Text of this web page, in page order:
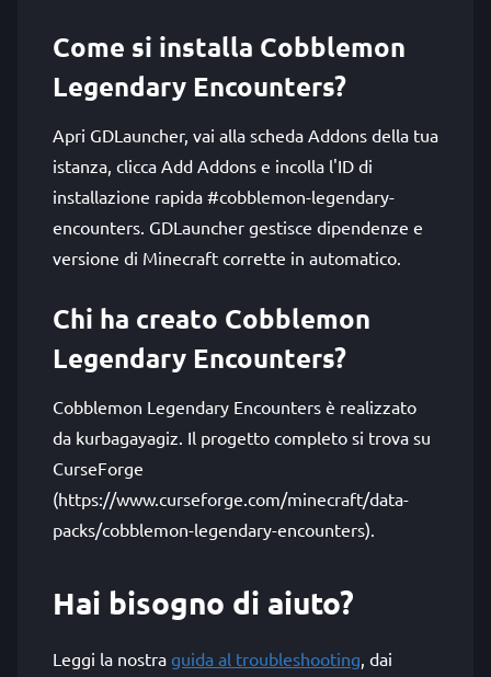
Come si installa Cobblemon
Legendary Encounters?
Apri GDLauncher, vai alla scheda Addons della tua
istanza, clicca Add Addons e incolla l'ID di
installazione rapida #cobblemon-legendary-
encounters. GDLauncher gestisce dipendenze e
versione di Minecraft corrette in automatico.
Chi ha creato Cobblemon
Legendary Encounters?
Cobblemon Legendary Encounters è realizzato
da kurbagayagiz. Il progetto completo si trova su
CurseForge
(https://www.curseforge.com/minecraft/data-
packs/cobblemon-legendary-encounters).
Hai bisogno di aiuto?
Leggi la nostra guida al troubleshooting, dai